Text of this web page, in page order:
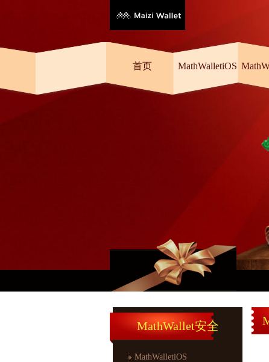
首页 MathWalletiOS
MathWallet安全
MathWalletiOS